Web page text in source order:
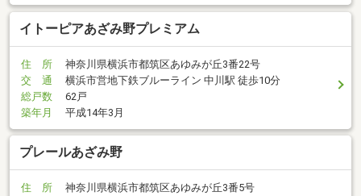
イトーピアあざみ野プレミアム
住 所
神奈川県横浜市都筑区あゆみが丘3番22号
交 通
横浜市営地下鉄ブルーライン 中川駅 徒歩10分
総戸数
62戸
築年月
平成14年3月
プレールあざみ野
住 所
神奈川県横浜市都筑区あゆみが丘3番5号